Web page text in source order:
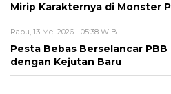
Mirip Karakternya di Monster
Rabu, 13 Mei 2026 - 05:38 WIB
Pesta Bebas Berselancar PBB
dengan Kejutan Baru